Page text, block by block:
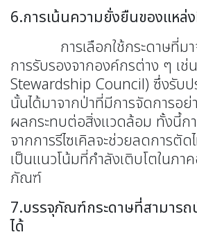
6.การเน้นความยั่งยืนของแหล่
การเลือกใช้กระดาษที่มาจ
การรับรองจากองค์กรต่าง ๆ เช่น
Stewardship Council) ซึ่งรับป
นั้นได้มาจากป่าที่มีการจัดการอ
ผลกระทบต่อสิ่งแวดล้อม ทั้งนี้กา
จากการรีไซเคิลจะช่วยลดการตั
เป็นแนวโน้มที่กำลังเติบโตในภา
ภัณฑ์
7.บรรจุภัณฑ์กระดาษที่สามารถ
ได้